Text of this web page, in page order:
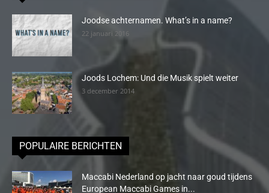
Joodse achternamen. What’s in a name?
22 januari 2016
Joods Lochem: Und die Musik spielt weiter
3 december 2014
POPULAIRE BERICHTEN
Maccabi Nederland op jacht naar goud tijdens
European Maccabi Games in...